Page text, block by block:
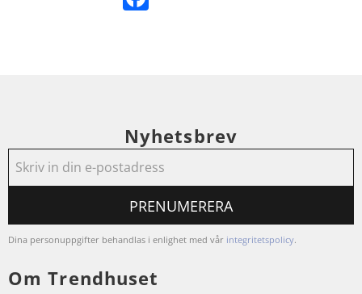
Nyhetsbrev
PRENUMERERA
Dina personuppgifter behandlas i enlighet med vår integritetspolicy.
Om Trendhuset